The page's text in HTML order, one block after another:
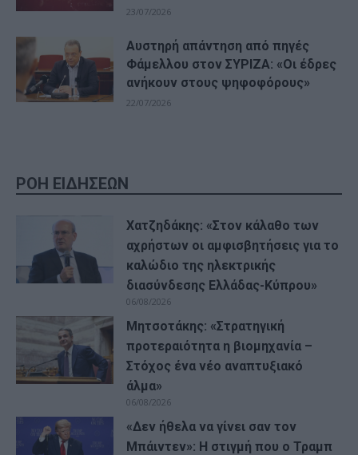
23/07/2026
Αυστηρή απάντηση από πηγές
Φάμελλου στον ΣΥΡΙΖΑ: «Οι έδρες
ανήκουν στους ψηφοφόρους»
22/07/2026
ΡΟΗ ΕΙΔΗΣΕΩΝ
Χατζηδάκης: «Στον κάλαθο των
αχρήστων οι αμφισβητήσεις για το
καλώδιο της ηλεκτρικής
διασύνδεσης Ελλάδας-Κύπρου»
06/08/2026
Μητσοτάκης: «Στρατηγική
προτεραιότητα η βιομηχανία –
Στόχος ένα νέο αναπτυξιακό
άλμα»
06/08/2026
«Δεν ήθελα να γίνει σαν τον
Μπάιντεν»: Η στιγμή που ο Τραμπ